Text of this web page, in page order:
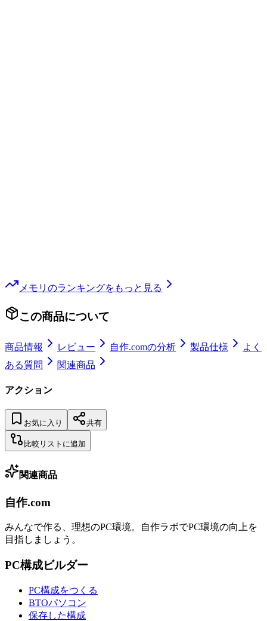
メモリ のランキングをもっと見る
この商品について
商品情報 レビュー 自作.comの分析 製品仕様
よく
ある質問
関連商品
アクション
お気に入り 共有
比較リストに追加
関連商品
自作.com
みんなで作る、理想のPC環境。 自作ラボでPC環境の向上を
目指しましょう。
PC構成ビルダー
PC構成をつくる
BTOパソコン
保存した構成